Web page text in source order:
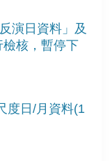
演日資料」及
檢核，暫停下
度日/月資料(1